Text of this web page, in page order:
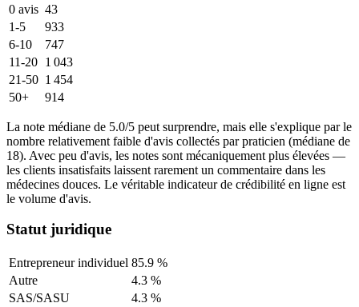
0 avis 43
1-5
933
6-10
747
11-20 1 043
21-50 1 454
50+
914
La note médiane de 5.0/5 peut surprendre, mais elle s'explique par le
nombre relativement faible d'avis collectés par praticien (médiane de
18). Avec peu d'avis, les notes sont mécaniquement plus élevées —
les clients insatisfaits laissent rarement un commentaire dans les
médecines douces. Le véritable indicateur de crédibilité en ligne est
le volume d'avis.
Statut juridique
Entrepreneur individuel 85.9 %
Autre
4.3 %
SAS/SASU
4.3 %